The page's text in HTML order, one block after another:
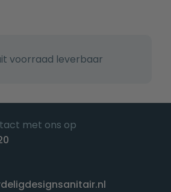
voorraad leverbaar
met ons op